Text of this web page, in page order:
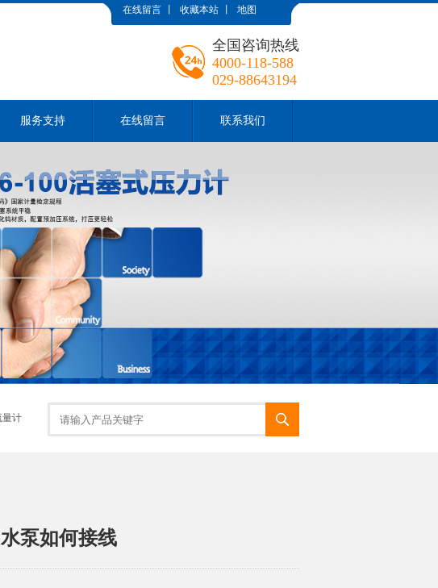
在线留言 收藏本站 地图
全国咨询热线
4000-118-588
029-88643194
服务支持 在线留言 联系我们
量计
泵如何接线